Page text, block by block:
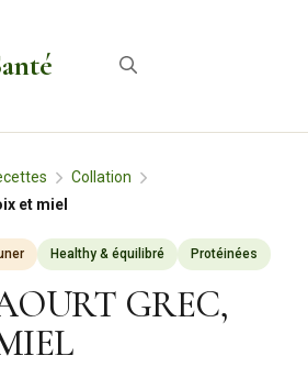
Collation
et miel
Healthy & équilibré Protéinées
GREC,